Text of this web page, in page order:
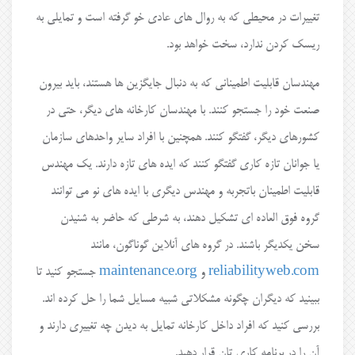
تغییرات در محیطی که به روال های عادی خو گرفته است و تمایلی به
ریسک کردن ندارد، سخت خواهد بود.
مهندسان قابلیت اطمینانی که به دنبال جایگزین ها هستند، باید بیرون
صنعت خود را جستجو کنند. با مهندسان کارخانه های دیگر، حتی در
کشورهای دیگر، گفتگو کنند. همچنین با افراد سایر واحدهای سازمان
یا جوانان تازه کاری گفتگو کنند که ایده های تازه دارند. یک مهندس
قابلیت اطمینان باتجربه و مهندس دیگری با ایده های نو می توانند
گروه فوق العاده ای تشکیل دهند، به شرطی که حاضر به شنیدن
سخن یکدیگر باشند. در گروه های آنلاین گوناگون، مانند
reliabilityweb.com و maintenance.org جستجو کنید تا
ببینید که دیگران چگونه مشکلاتی شبیه مسایل شما را حل کرده اند.
بررسی کنید که افراد داخل کارخانه تمایل به دیدن چه تغییری دارند و